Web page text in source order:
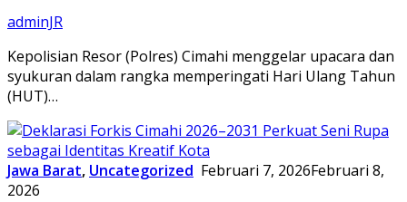
adminJR
Kepolisian Resor (Polres) Cimahi menggelar upacara dan
syukuran dalam rangka memperingati Hari Ulang Tahun
(HUT)…
Jawa Barat, Uncategorized Februari 7, 2026Februari 8,
2026